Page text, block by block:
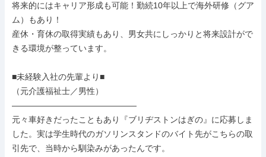
将来的にはキャリア形成も可能！勤続10年以上で海外研修（グア
ム）もあり！
産休・育休の取得実績もあり、男女共にしっかりと将来設計がで
きる環境が整っています。
■未経験入社の先輩より■
（元介護福祉士／男性）
―――――――――――――――
元々車好きだったこともあり『ブリヂストンはぎの』に応募しま
した。実は学生時代のガソリンスタンドのバイト先がこちらの取
引先で、当時から馴染みがあったんです。